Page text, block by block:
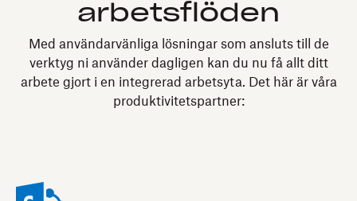
arbetsflöden
Med användarvänliga lösningar som ansluts till de
verktyg ni använder dagligen kan du nu få allt ditt
arbete gjort i en integrerad arbetsyta. Det här är våra
produktivitetspartner: